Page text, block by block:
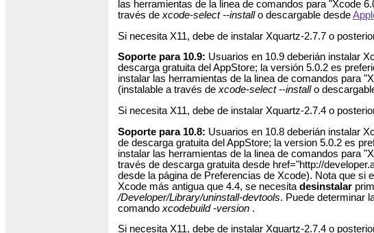
las herramientas de la linea de comandos para "Xcode
través de xcode-select --installo descargable desde
Si necesita X11, debe de instalar Xquartz-2.7.7 o
Soporte para 10.9: Usuarios en 10.9 deberián instalar
descarga gratuita del AppStore; la versión 5.0.2 es
instalar las herramientas de la linea de comandos para
(instalable a través dexcode-select --installo
Si necesita X11, debe de instalar Xquartz-2.7.4 o
Soporte para 10.8: Usuarios en 10.8 deberián instalar
de descarga gratuita del AppStore; la version 5.0.2 es
instalar las herramientas de la linea de comandos para
través de descarga gratuita desde href="http://
desde la página de Preferencias de Xcode). Nota que si
Xcode más antigua que 4.4, se necesita desinstalar
/Developer/Library/uninstall-devtools. Puede determinar
comando xcodebuild -version .
Si necesita X11, debe de instalar Xquartz-2.7.4 o